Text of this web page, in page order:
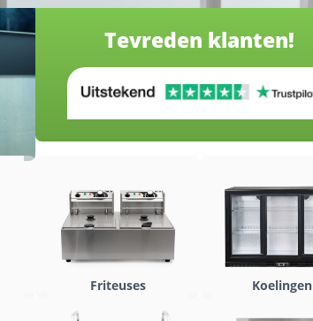
Tevreden klanten!
Friteuses Koelingen